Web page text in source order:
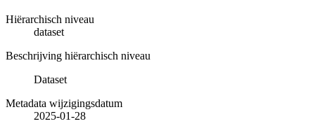
Hiërarchisch niveau
dataset
Beschrijving hiërarchisch niveau
Dataset
Metadata wijzigingsdatum
2025-01-28